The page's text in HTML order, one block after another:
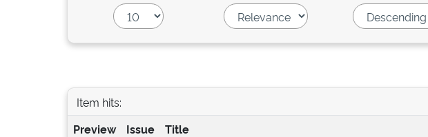
Item hits:
Preview
Issue
Title